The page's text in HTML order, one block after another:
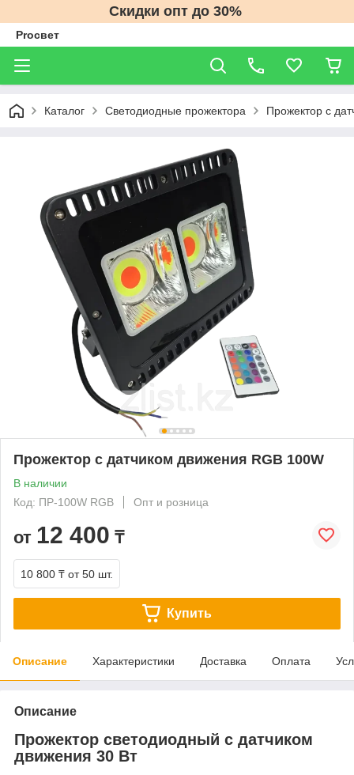
Скидки опт до 30%
Proсвет
Каталог Светодиодные прожектора Прожектор с
Прожектор с датчиком движения RGB 100W
В наличии
Код: ПР-100W RGB
Опт и розница
от 12 400 ₸
10 800 ₸ от 50 шт.
Купить
Описание Характеристики Доставка Оплата
Описание
Прожектор светодиодный с датчиком
движения 30 Вт